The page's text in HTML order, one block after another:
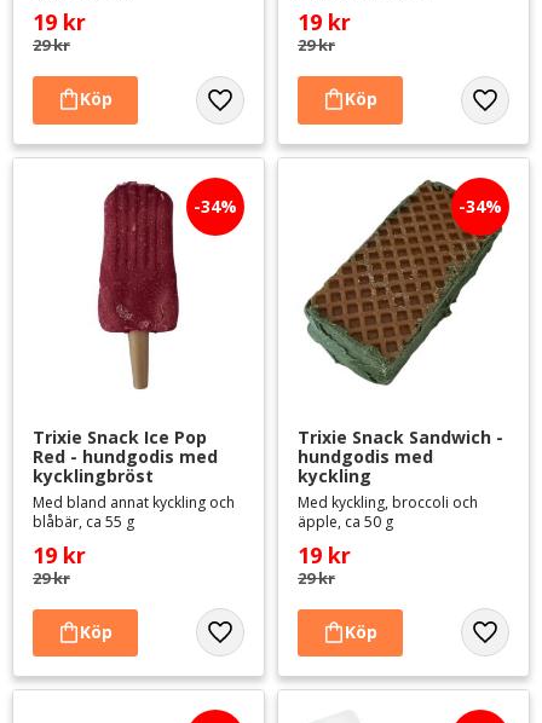
19 kr
29kr
Lägg till i favoriter
19 kr
29kr
Lägg
Trixie Snack Ice Pop
Red - hundgodis med
kycklingbröst
Med bland annat kyckling och
blåbär, ca 55 g
19 kr
29kr
34%
Lägg till i favoriter
Trixie Snack Sandwich -
hundgodis med
kyckling
Med kyckling, broccoli och
äpple, ca 50 g
19 kr
29kr
34%
Lägg